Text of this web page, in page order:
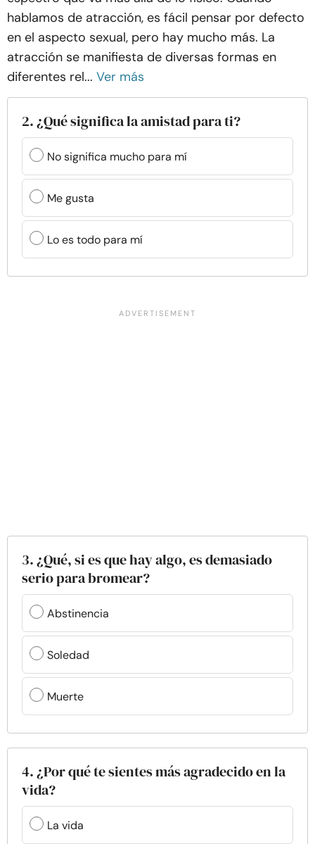
hablamos de atracción, es fácil pensar por defecto
en el aspecto sexual, pero hay mucho más. La
atracción se manifiesta de diversas formas en
diferentes rel... Ver más
2. ¿Qué significa la amistad para ti?
No significa mucho para mí
Me gusta
Lo es todo para mí
3. ¿Qué, si es que hay algo, es demasiado
serio para bromear?
Abstinencia
Soledad
Muerte
4. ¿Por qué te sientes más agradecido en la
vida?
La vida